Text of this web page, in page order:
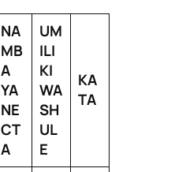
NA
MB
A
YA
NE
CT
A
UM
ILI
KI
WA
SH
UL
E
KA
TA